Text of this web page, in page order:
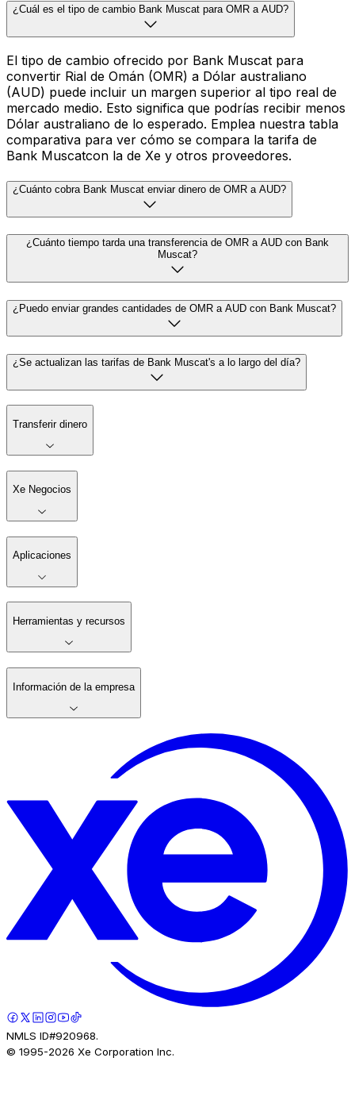
¿Cuál es el tipo de cambio Bank Muscat para OMR a AUD?
El tipo de cambio ofrecido por Bank Muscat para
convertir Rial de Omán (OMR) a Dólar australiano
(AUD) puede incluir un margen superior al tipo real de
mercado medio. Esto significa que podrías recibir menos
Dólar australiano de lo esperado. Emplea nuestra tabla
comparativa para ver cómo se compara la tarifa de
Bank Muscatcon la de Xe y otros proveedores.
¿Cuánto cobra Bank Muscat enviar dinero de OMR a AUD?
¿Cuánto tiempo tarda una transferencia de OMR a AUD con Bank
Muscat?
¿Puedo enviar grandes cantidades de OMR a AUD con Bank Muscat?
¿Se actualizan las tarifas de Bank Muscat's a lo largo del día?
Transferir dinero
Xe Negocios
Aplicaciones
Herramientas y recursos
Información de la empresa
NMLS ID#920968.
© 1995-2026 Xe Corporation Inc.